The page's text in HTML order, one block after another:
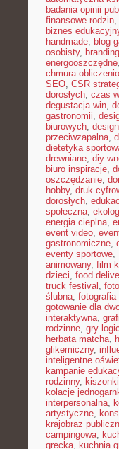
badania opinii
finansowe rodzin,
biznes
handmade, blog
osobisty,
energooszczędne,
chmura
SEO, CSR
dorosłych, czas
degustacja win,
gastronomii,
biurowych,
przeciwzapalna,
dietetyka
drewniane, diy
biuro inspiracje,
oszczędzanie,
hobby, druk
dorosłych,
społeczna,
energia cieplna,
event video,
gastronomiczne,
eventy sportowe,
animowany, film
dzieci, food
truck festival ,
ślubna, fotografia
gotowanie dla
interaktywna,
rodzinne, gry
herbata matcha,
glikemiczny,
inteligentne
kampanie
rodzinny,
kolacje
interpersonalna,
artystyczne,
krajobraz
campingowa,
grecka, kuchnia